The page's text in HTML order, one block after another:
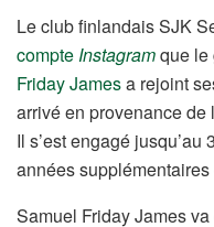
Le club finlandais SJK
compteInstagramque le
Friday Jamesa rejoint
arrivé en provenance de
Il s’est engagé
années
Samuel Friday James